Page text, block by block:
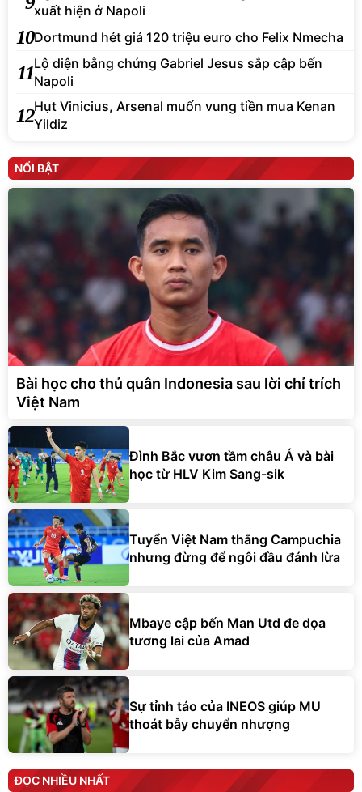
xuất hiện ở Napoli
10Dortmund hét giá 120 triệu euro cho Felix Nmecha
11Lộ diện bằng chứng Gabriel Jesus sắp cập bến
Napoli
12Hụt Vinicius, Arsenal muốn vung tiền mua Kenan
Yildiz
NỔI BẬT
Bài học cho thủ quân Indonesia sau lời chỉ trích
Việt Nam
Đình Bắc vươn tầm châu Á và bài
học từ HLV Kim Sang-sik
Tuyển Việt Nam thắng Campuchia
nhưng đừng để ngôi đầu đánh lừa
Mbaye cập bến Man Utd đe dọa
tương lai của Amad
Sự tỉnh táo của INEOS giúp MU
thoát bẫy chuyển nhượng
ĐỌC NHIỀU NHẤT